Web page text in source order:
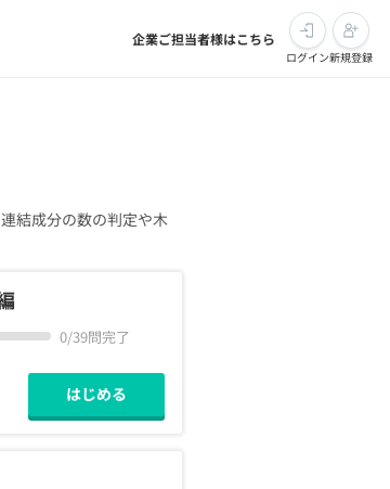
企業ご担当者様はこちら
ログイン新規登録
結成分の数の判定や木
0/39問完了
はじめる